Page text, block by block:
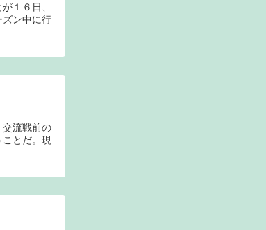
１６日、
ン中に行
流戦前の
とだ。現